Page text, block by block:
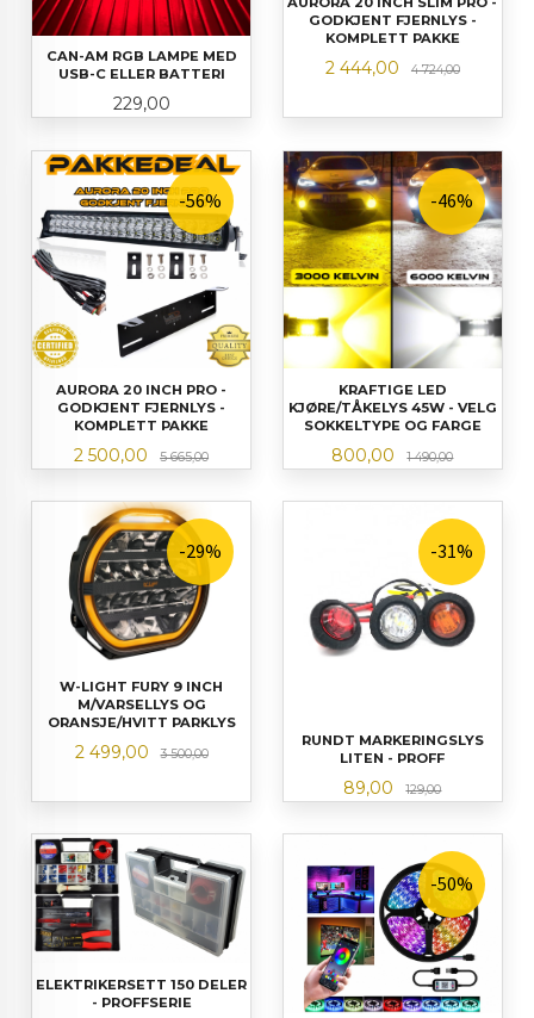
CAN-AM RGB LAMPE MED
USB-C ELLER BATTERI
Pris
229,00
GODKJENT FJERNLYS -
KOMPLETT PAKKE
Tilbud
2 444,00 4 724,00Rabatt
AURORA 20 INCH PRO -
GODKJENT FJERNLYS -
KOMPLETT PAKKE
Tilbud
2 500,00 5 665,00Rabatt
-56%
KRAFTIGE LED
KJØRE/TÅKELYS 45W - VELG
SOKKELTYPE OG FARGE
Tilbud
800,00 1 490,00Rabatt
-46%
W-LIGHT FURY 9 INCH
M/VARSELLYS OG
ORANSJE/HVITT PARKLYS
Tilbud
2 499,00 3 500,00Rabatt
-29%
RUNDT MARKERINGSLYS
LITEN - PROFF
Tilbud
89,00 129,00Rabatt
-31%
ELEKTRIKERSETT 150 DELER
- PROFFSERIE
-50%